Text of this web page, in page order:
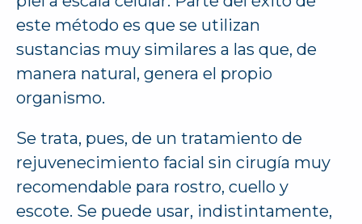
este método es que se utilizan
sustancias muy similares a las que, de
manera natural, genera el propio
organismo.
Se trata, pues, de un tratamiento de
rejuvenecimiento facial sin cirugía muy
recomendable para rostro, cuello y
escote. Se puede usar, indistintamente,